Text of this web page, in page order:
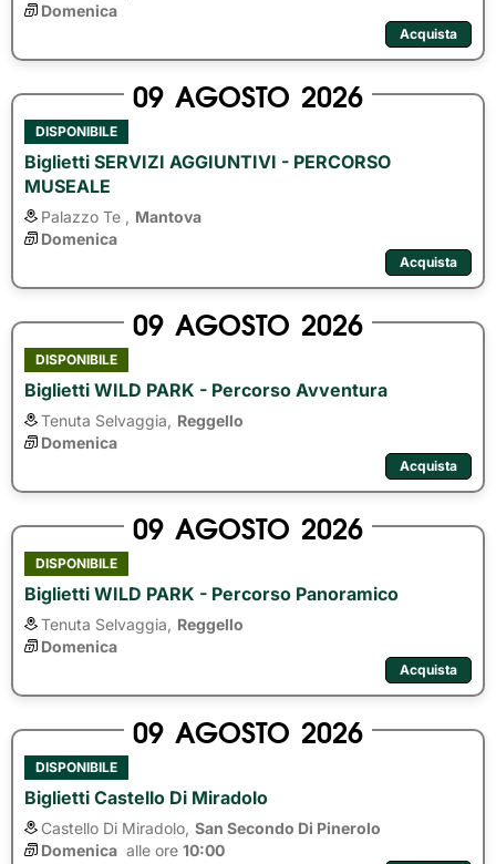
Domenica
Acquista
09 AGOSTO 2026
DISPONIBILE
Biglietti SERVIZI AGGIUNTIVI - PERCORSO
MUSEALE
Palazzo Te ,
Mantova
Domenica
Acquista
09 AGOSTO 2026
DISPONIBILE
Biglietti WILD PARK - Percorso Avventura
Tenuta Selvaggia,
Reggello
Domenica
Acquista
09 AGOSTO 2026
DISPONIBILE
Biglietti WILD PARK - Percorso Panoramico
Tenuta Selvaggia,
Reggello
Domenica
Acquista
09 AGOSTO 2026
DISPONIBILE
Biglietti Castello Di Miradolo
Castello Di Miradolo, San Secondo Di Pinerolo
Domenica alle ore 10:00